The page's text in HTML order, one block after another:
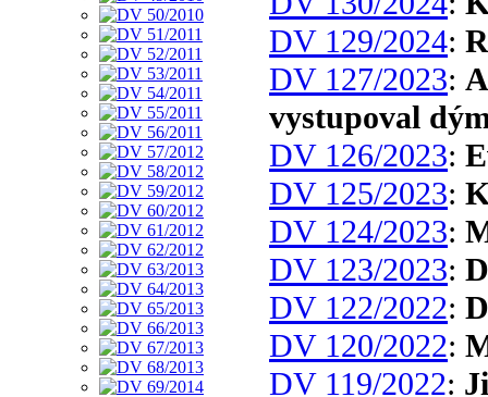
DV 129/2024:
DV 127/2023:
vystupoval
DV 126/2023:
DV 125/2023:
DV 124/2023:
DV 123/2023:
DV 122/2022:
DV 120/2022:
DV 119/2022: